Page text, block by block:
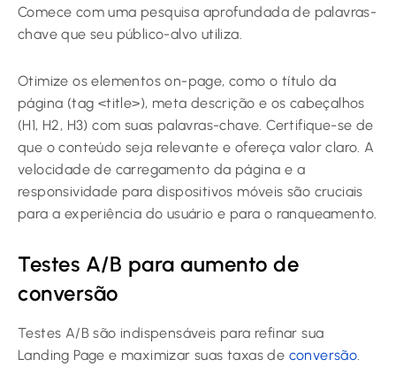
Comece com uma pesquisa aprofundada de palavras-
chave que seu público-alvo utiliza.
Otimize os elementos on-page, como o título da
página (tag <title>), meta descrição e os cabeçalhos
(H1, H2, H3) com suas palavras-chave. Certifique-se de
que o conteúdo seja relevante e ofereça valor claro. A
velocidade de carregamento da página e a
responsividade para dispositivos móveis são cruciais
para a experiência do usuário e para o ranqueamento.
Testes A/B para aumento de
conversão
Testes A/B são indispensáveis para refinar sua
Landing Page e maximizar suas taxas de conversão.